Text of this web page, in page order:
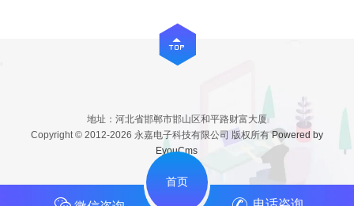
地址：河北省邯郸市邯山区和平路财富大厦
Copyright © 2012-2026 永嘉电子科技有限公司 版权所有Powered by
EyouCms
首页